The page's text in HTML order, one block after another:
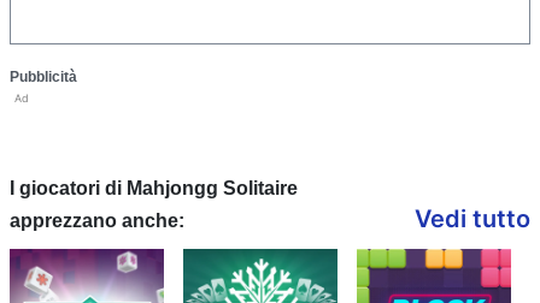
Pubblicità
Ad
I giocatori di Mahjongg Solitaire
apprezzano anche:
Vedi tutto